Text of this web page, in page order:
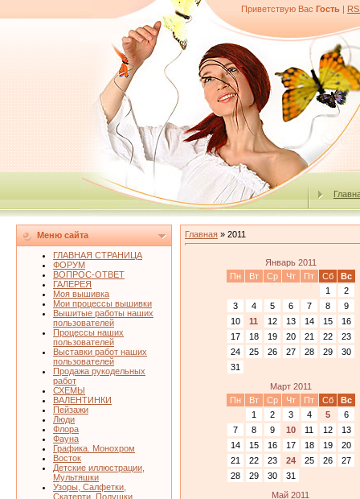
Приветствую Вас Гость |
Меню сайта
ГЛАВНАЯ СТРАНИЦА
ФОРУМ
ВОПРОС-ОТВЕТ
ГАЛЕРЕЯ
Моя вышивка
Мои процессы вышивки
Вышитые работы наших
пользователей
Процессы наших
пользователей
Выставки работ наших
пользователей
Продажа рукодельных
работ
СХЕМЫ
ВАЛЕНТИНКИ
Пейзажи
Люди
Флора
Фауна
Графика. Монохром
Восток
Детские иллюстрации,
Мультяшки
Узоры, Салфетки,
Скатерти, Подушки
Главная » 2011
Январь 2011
Пн
Вт Ср Чт Пт Сб
Вс
1
2
3
4 5 6 7 8
9
10
11 12 13 14 15
16
17
18 19 20 21 22
23
24
25 26 27 28 29
30
31
Март 2011
Пн
Вт Ср Чт Пт Сб
Вс
1
2 3 4 5
6
7
8 9 10 11 12
13
14
15 16 17 18 19
20
21
22 23 24 25 26
27
28
29 30
31
Май 2011